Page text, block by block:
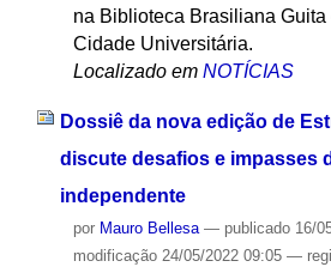
na Biblioteca Brasiliana
Cidade Universitária.
Localizado em NOTÍCIAS
Dossiê da nova edição de
discute desafios e impasses
independente
por Mauro Bellesa — publicado16/
modificação24/05/2022 09:05 —